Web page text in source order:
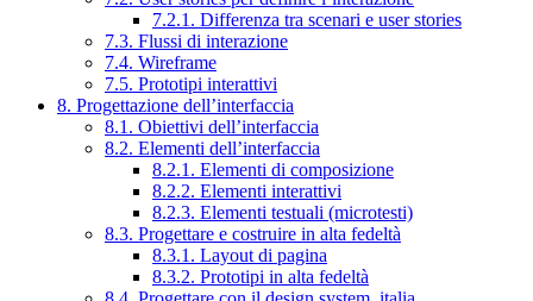
7.2.1. Differenza tra scenari e user stories
7.3. Flussi di interazione
7.4. Wireframe
7.5. Prototipi interattivi
8. Progettazione dell’interfaccia
8.1. Obiettivi dell’interfaccia
8.2. Elementi dell’interfaccia
8.2.1. Elementi di composizione
8.2.2. Elementi interattivi
8.2.3. Elementi testuali (microtesti)
8.3. Progettare e costruire in alta fedeltà
8.3.1. Layout di pagina
8.3.2. Prototipi in alta fedeltà